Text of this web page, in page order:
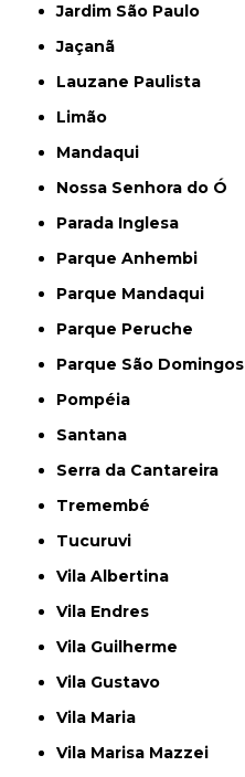
Jardim São Paulo
Jaçanã
Lauzane Paulista
Limão
Mandaqui
Nossa Senhora do Ó
Parada Inglesa
Parque Anhembi
Parque Mandaqui
Parque Peruche
Parque São Domingos
Pompéia
Santana
Serra da Cantareira
Tremembé
Tucuruvi
Vila Albertina
Vila Endres
Vila Guilherme
Vila Gustavo
Vila Maria
Vila Marisa Mazzei